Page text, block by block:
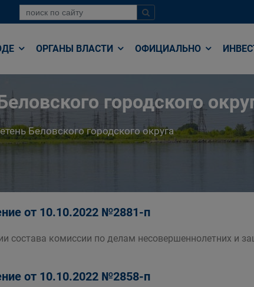
ОРГАНЫ ВЛАСТИ ОФИЦИАЛЬНО
городского
Беловского городского округа
от 10.10.2022 №2881-п
состава комиссии по делам несовершеннолетних и
от 10.10.2022 №2858-п